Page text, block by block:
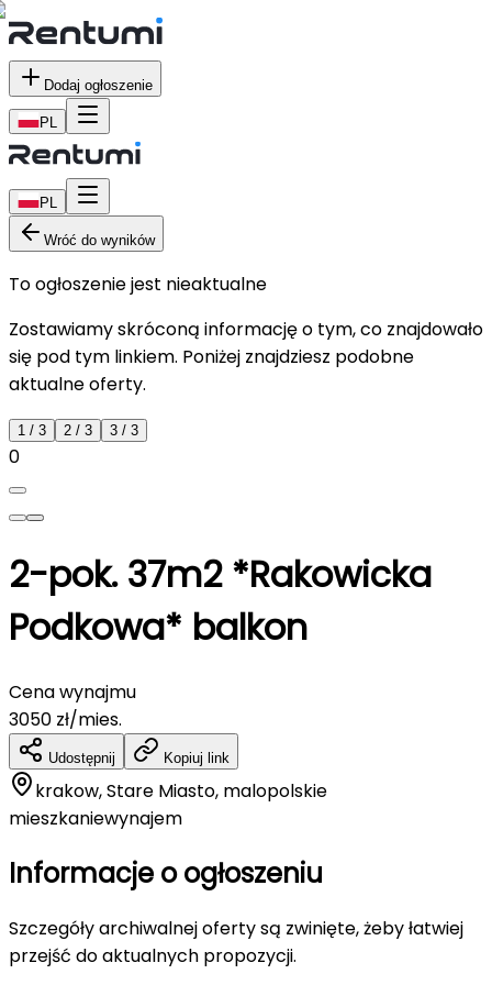
Dodaj ogłoszenie
PL
PL
Wróć do wyników
To ogłoszenie jest nieaktualne
Zostawiamy skróconą informację o tym, co znajdowało
się pod tym linkiem. Poniżej znajdziesz podobne
aktualne oferty.
1 / 3 2 / 3 3 / 3
0
2-pok. 37m2 *Rakowicka
Podkowa* balkon
Cena wynajmu
3050 zł/mies.
Udostępnij Kopiuj link
krakow, Stare Miasto, malopolskie
mieszkaniewynajem
Informacje o ogłoszeniu
Szczegóły archiwalnej oferty są zwinięte, żeby łatwiej
przejść do aktualnych propozycji.